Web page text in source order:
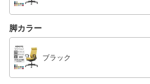
脚カラー
ブラック